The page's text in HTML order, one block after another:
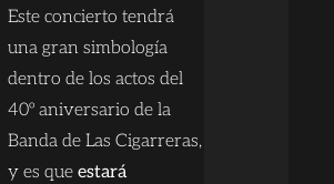
Este concierto tendrá
una gran simbología
dentro de los actos del
40º aniversario de la
Banda de Las Cigarreras,
y es que estará